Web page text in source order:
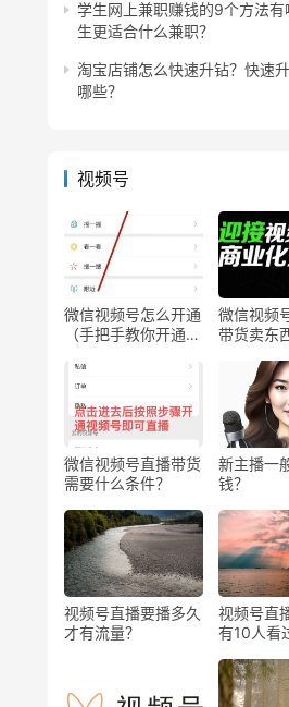
学生网上兼职赚钱的9个方法有
生更适合什么兼职？
淘宝店铺怎么快速升钻？快速
哪些？
视频号
微信视频号怎么开通
（手把手教你开通微
微信视频
带货卖东
微信视频号直播带货
需要什么条件？
新主播一
钱？
视频号直播要播多久
才有流量？
视频号直
有10人看